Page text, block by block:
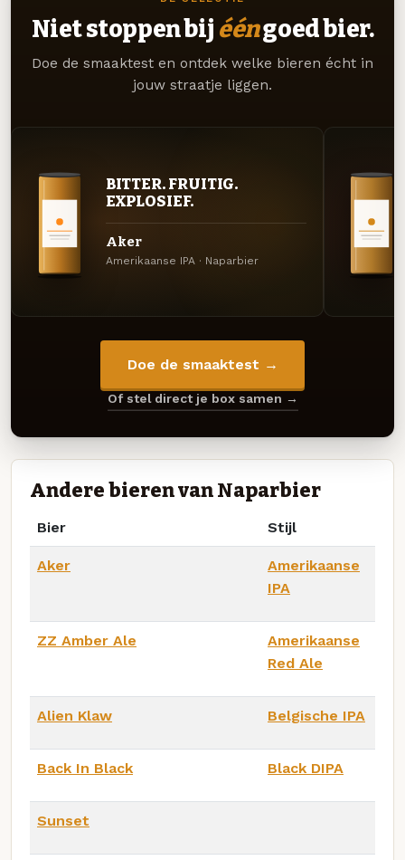
Niet stoppen bij ééngoed bier.
Doe de smaaktest en ontdek welke bieren écht in
jouw straatje liggen.
BITTER. FRUITIG.
EXPLOSIEF.
Aker
Amerikaanse IPA · Naparbier
Doe de smaaktest →
Of stel direct je box samen →
Andere bieren van Naparbier
Bier Stijl
Aker
Amerikaanse
IPA
ZZ Amber Ale
Amerikaanse
Red Ale
Alien Klaw Belgische IPA
Back In Black Black DIPA
Sunset